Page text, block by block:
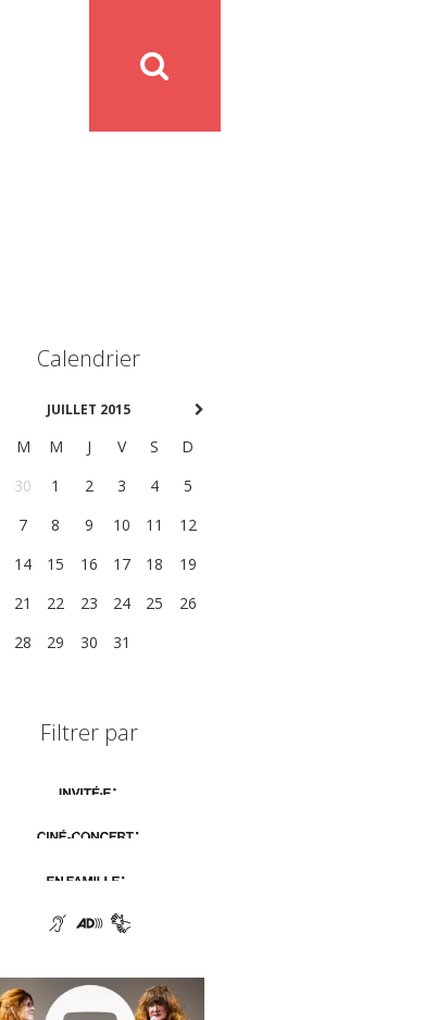
Calendrier
JUILLET 2015
M M J V S
D
30 1 2 3 4
5
7 8 9 10 11
12
14 15 16 17 18
19
21 22 23 24 25
26
28 29 30 31
Filtrer par